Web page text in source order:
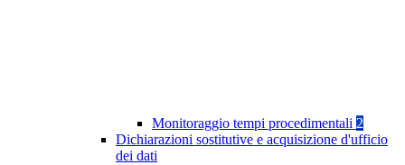
Monitoraggio tempi procedimentali 2
Dichiarazioni sostitutive e acquisizione d'ufficio
dei dati